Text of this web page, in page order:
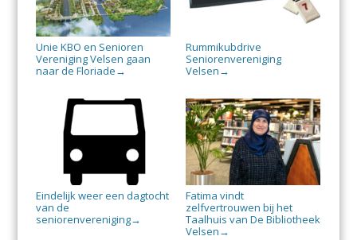
Unie KBO en Senioren
Vereniging Velsen gaan
naar de Floriade →
Rummikubdrive
Seniorenvereniging
Velsen →
Eindelijk weer een dagtocht
van de
seniorenvereniging→
Fatima vindt
zelfvertrouwen bij het
Taalhuis van De Bibliotheek
Velsen →